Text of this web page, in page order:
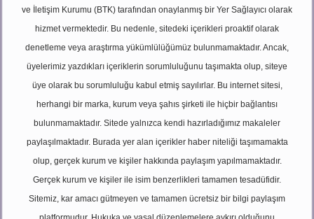
ve İletişim Kurumu (BTK) tarafından onaylanmış bir Yer Sağlayıcı olarak
hizmet vermektedir. Bu nedenle, sitedeki içerikleri proaktif olarak
denetleme veya araştırma yükümlülüğümüz bulunmamaktadır. Ancak,
üyelerimiz yazdıkları içeriklerin sorumluluğunu taşımakta olup, siteye
üye olarak bu sorumluluğu kabul etmiş sayılırlar. Bu internet sitesi,
herhangi bir marka, kurum veya şahıs şirketi ile hiçbir bağlantısı
bulunmamaktadır. Sitede yalnızca kendi hazırladığımız makaleler
paylaşılmaktadır. Burada yer alan içerikler haber niteliği taşımamakta
olup, gerçek kurum ve kişiler hakkında paylaşım yapılmamaktadır.
Gerçek kurum ve kişiler ile isim benzerlikleri tamamen tesadüfidir.
Sitemiz, kar amacı gütmeyen ve tamamen ücretsiz bir bilgi paylaşım